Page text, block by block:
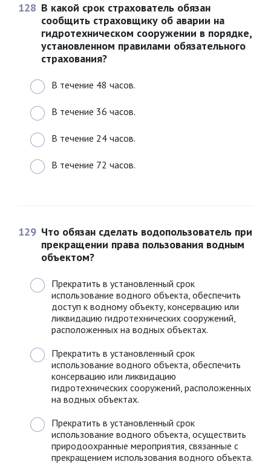
128 В какой срок страхователь обязан
сообщить страховщику об аварии на
гидротехническом сооружении в порядке,
установленном правилами обязательного
страхования?
В течение 48 часов.
В течение 36 часов.
В течение 24 часов.
В течение 72 часов.
129 Что обязан сделать водопользователь при
прекращении права пользования водным
объектом?
Прекратить в установленный срок
использование водного объекта, обеспечить
доступ к водному объекту, консервацию или
ликвидацию гидротехнических сооружений,
расположенных на водных объектах.
Прекратить в установленный срок
использование водного объекта, обеспечить
консервацию или ликвидацию
гидротехнических сооружений, расположенных
на водных объектах.
Прекратить в установленный срок
использование водного объекта, осуществить
природоохранные мероприятия, связанные с
прекращением использования водного объекта.